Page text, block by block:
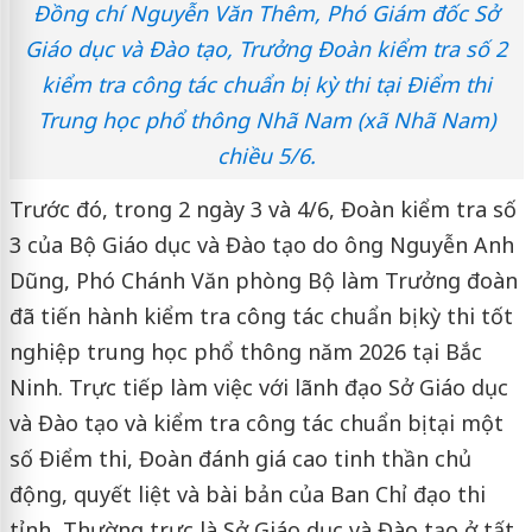
Đồng chí Nguyễn Văn Thêm, Phó Giám đốc Sở
Giáo dục và Đào tạo, Trưởng Đoàn kiểm tra số 2
kiểm tra công tác chuẩn bị kỳ thi tại Điểm thi
Trung học phổ thông Nhã Nam (xã Nhã Nam)
chiều 5/6.
Trước đó, trong 2 ngày 3 và 4/6, Đoàn kiểm tra số
3 của Bộ Giáo dục và Đào tạo do ông Nguyễn Anh
Dũng, Phó Chánh Văn phòng Bộ làm Trưởng đoàn
đã tiến hành kiểm tra công tác chuẩn bị kỳ thi tốt
nghiệp trung học phổ thông năm 2026 tại Bắc
Ninh. Trực tiếp làm việc với lãnh đạo Sở Giáo dục
và Đào tạo và kiểm tra công tác chuẩn bị tại một
số Điểm thi, Đoàn đánh giá cao tinh thần chủ
động, quyết liệt và bài bản của Ban Chỉ đạo thi